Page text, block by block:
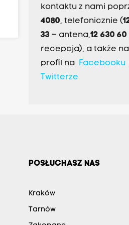
kontaktu z nami
4080, telefonicznie (
33– antena,12 630 60
recepcja), a także na
profil na Facebooku
Twitterze
POSŁUCHASZ NAS
Kraków
Tarnów